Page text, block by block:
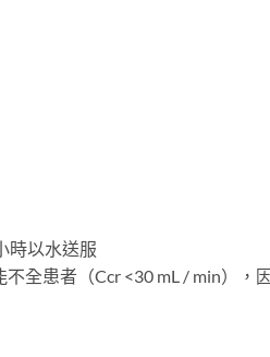
時以水送服
全患者（Ccr <30 mL / min）